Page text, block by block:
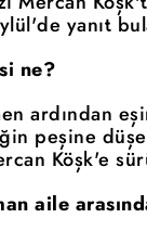
yanıt
ne?
ardından
peşine
Köşk'e
aile